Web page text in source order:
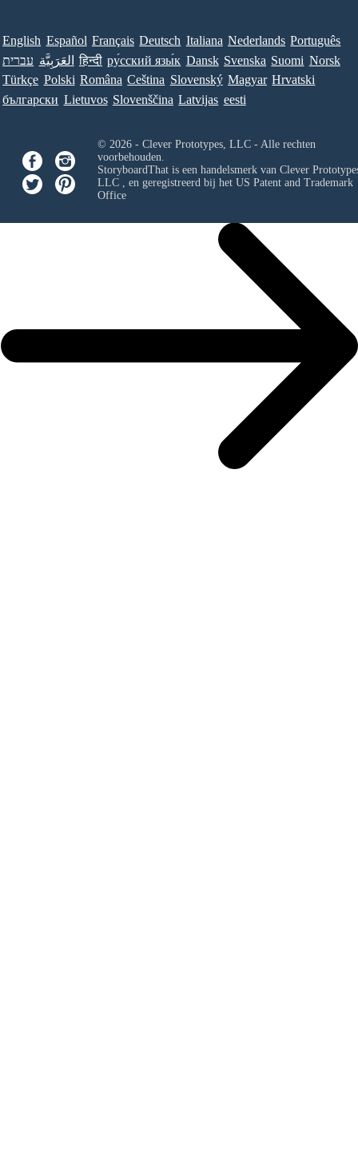
English Español Français Deutsch Italiana Nederlands Português
עברית العَرَبِيَّة हिन्दी ру́сский язы́к Dansk Svenska Suomi Norsk
Türkçe Polski Româna Ceština Slovenský Magyar Hrvatski
български Lietuvos Slovenščina Latvijas eesti
© 2026 - Clever Prototypes, LLC - Alle rechten
voorbehouden.
StoryboardThat is een handelsmerk van Clever
LLC, en geregistreerd bij het US Patent and Trademark
Office